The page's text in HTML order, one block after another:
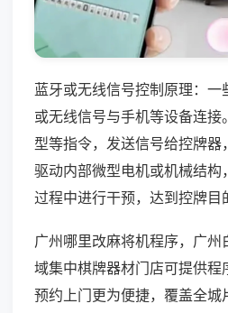
蓝牙或无线信号控制原理：一
或无线信号与手机等设备连
型等指令，发送信号给控牌
驱动内部微型电机或机械结构
过程中进行干预，达到控牌目
广州哪里改麻将机程序，广州
域集中棋牌器材门店可提供程
预约上门更为便捷，覆盖全城